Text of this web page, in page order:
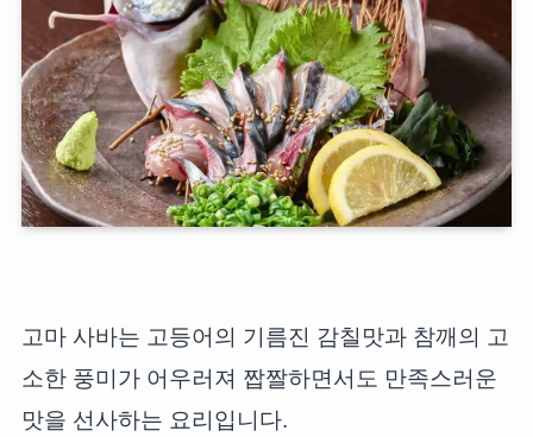
고마 사바는 고등어의 기름진 감칠맛과 참깨의 고
소한 풍미가 어우러져 짭짤하면서도 만족스러운
맛을 선사하는 요리입니다.